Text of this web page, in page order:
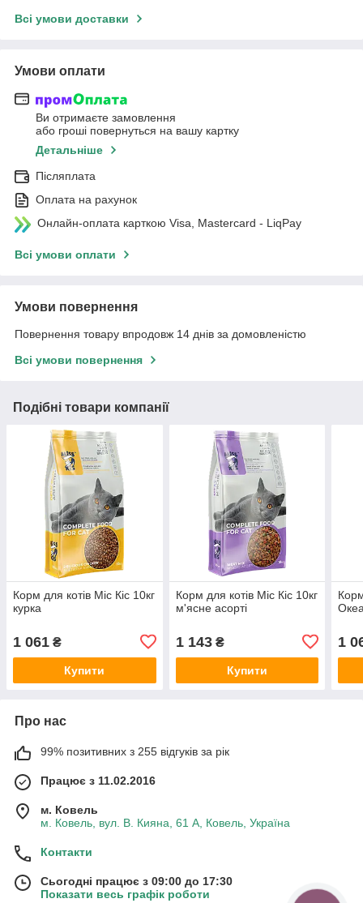
Всі умови доставки
Умови оплати
Ви отримаєте замовлення
або гроші повернуться на вашу картку
Детальніше
Післяплата
Оплата на рахунок
Онлайн-оплата карткою Visa, Mastercard - LiqPay
Всі умови оплати
Умови повернення
Повернення товару впродовж 14 днів за домовленістю
Всі умови повернення
Подібні товари компанії
Корм для котів Міс Кіс 10кг
курка
1 061 ₴
Купити
Корм для котів Міс Кіс 10кг
м'ясне асорті
1 143₴
Купити
1
Про нас
99% позитивних з 255 відгуків за рік
Працює з 11.02.2016
м. Ковель
м. Ковель, вул. В. Кияна, 61 А, Ковель, Україна
Контакти
Сьогодні працює з 09:00 до 17:30
Показати весь графік роботи